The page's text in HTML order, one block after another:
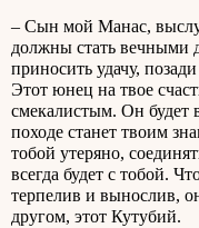
– Сын мой Манас,
должны стать вечными
приносить удачу,
Этот юнец на твое
смекалистым. Он будет
походе станет твоим
тобой утеряно,
всегда будет с тобой.
терпелив и вынослив,
другом, этот Кутубий.